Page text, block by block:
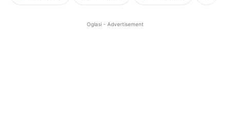
Oglasi - Advertisement